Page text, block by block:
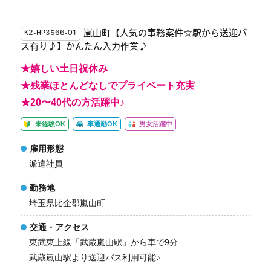
K2-HP3566-01
嵐山町【人気の事務案件☆駅から送迎バ
ス有り♪】かんたん入力作業♪
★嬉しい土日祝休み
★残業ほとんどなしでプライベート充実
★20〜40代の方活躍中♪
未経験OK 車通勤OK 男女活躍中
雇用形態
派遣社員
勤務地
埼玉県比企郡嵐山町
交通・アクセス
東武東上線「武蔵嵐山駅」から車で9分
武蔵嵐山駅より送迎バス利用可能♪